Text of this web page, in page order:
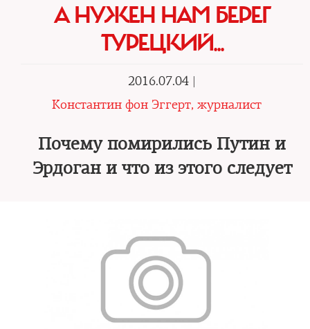
А НУЖЕН НАМ БЕРЕГ
ТУРЕЦКИЙ...
2016.07.04 |
Константин фон Эггерт, журналист
Почему помирились Путин и
Эрдоган и что из этого следует